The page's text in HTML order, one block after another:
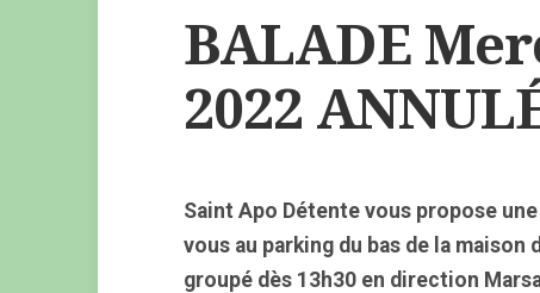
BALADE
2022
Saint Apo Détente vous propose
vous au parking du bas de la
groupé dès 13h30 en direction